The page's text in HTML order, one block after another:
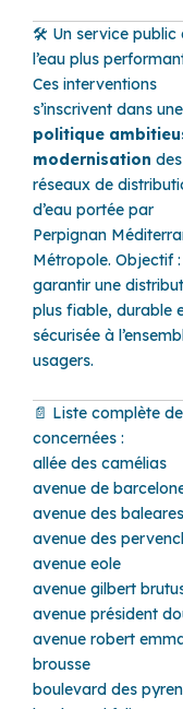
🛠️ Un service public
l’eau plus
Ces interventions
s’inscrivent dans une
politique
modernisation des
réseaux de
d’eau portée par
Perpignan
Métropole. Objectif :
garantir une
plus fiable, durable
sécurisée à
usagers.
📄 Liste complète
concernées :
allée des camélias
avenue de
avenue des baleares
avenue des
avenue eole
avenue gilbert
avenue président
avenue robert
brousse
boulevard des